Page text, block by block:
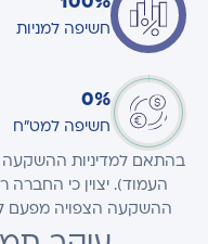
חשיפה למניות
0%
חשיפה למט"ח
העמוד). יצוין כי החברה
ההשקעה הצפויה מפעם